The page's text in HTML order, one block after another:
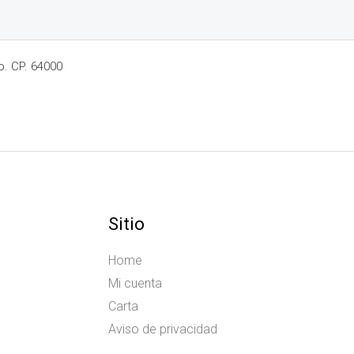
CP. 64000
Sitio
Home
Mi cuenta
Carta
Aviso de privacidad